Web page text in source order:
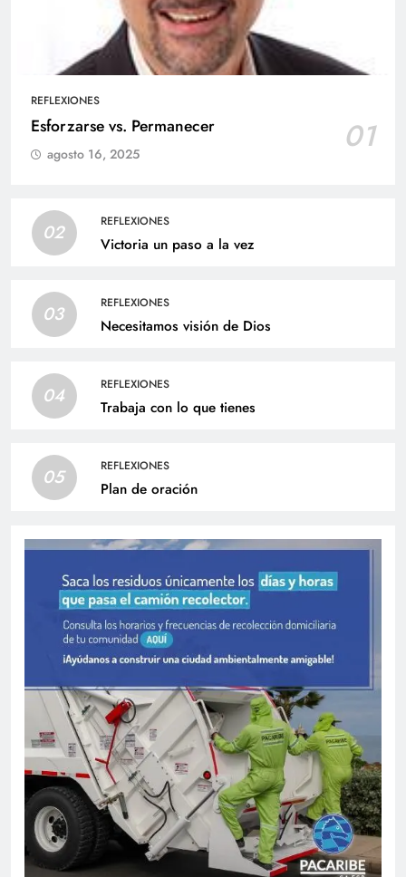
REFLEXIONES
Esforzarse vs. Permanecer 01
agosto 16, 2025
02 REFLEXIONES
Victoria un paso a la vez
03 REFLEXIONES
Necesitamos visión de Dios
04 REFLEXIONES
Trabaja con lo que tienes
05 REFLEXIONES
Plan de oración